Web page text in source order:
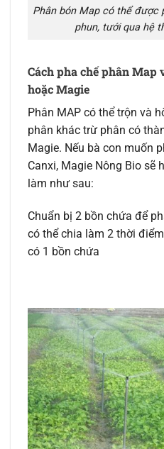
Phân bón Map có thể được
phun, tưới qua hệ
Cách pha chế phân Map
hoặc Magie
Phân MAP có thể trộn và
phân khác trừ phân có
Magie. Nếu bà con muốn
Canxi, Magie Nông Bio sẽ
làm như sau:
Chuẩn bị 2 bồn chứa để
có thể chia làm 2 thời
có 1 bồn chứa